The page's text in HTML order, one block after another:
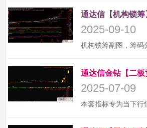
2025-09-10
2025-07-09